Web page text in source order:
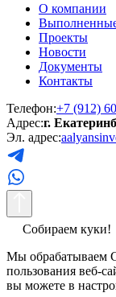
О компании
Проекты
Новости
Документы
Контакты
Телефон:+7 (912)
Адрес:г.
Эл. адрес:
Собираем куки!
Мы обрабатываем
пользования веб-
вы можете в